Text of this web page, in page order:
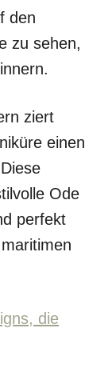
den
zu sehen,
ziert
einen
Ode
perfekt
die